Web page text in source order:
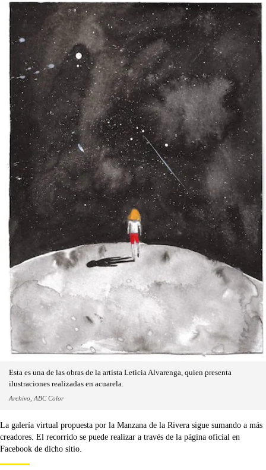
Esta es una de las obras de la artista Leticia Alvarenga, quien presenta
ilustraciones realizadas en acuarela.
Archivo, ABC Color
La galería virtual propuesta por la Manzana de la Rivera sigue sumando a más
creadores. El recorrido se puede realizar a través de la página oficial en
Facebook de dicho sitio.